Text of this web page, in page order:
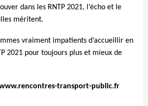
dans les RNTP 2021, l’écho et le
méritent.
vraiment impatients d’accueillir en
2021 pour toujours plus et mieux de
transport-public.fr